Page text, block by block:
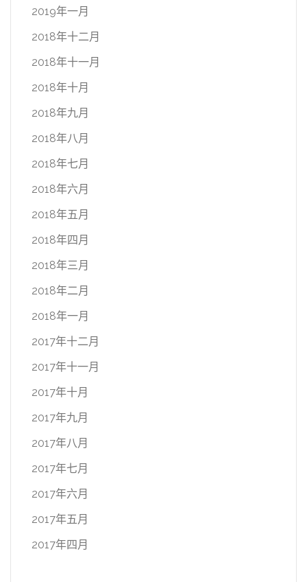
2019年一月
2018年十二月
2018年十一月
2018年十月
2018年九月
2018年八月
2018年七月
2018年六月
2018年五月
2018年四月
2018年三月
2018年二月
2018年一月
2017年十二月
2017年十一月
2017年十月
2017年九月
2017年八月
2017年七月
2017年六月
2017年五月
2017年四月